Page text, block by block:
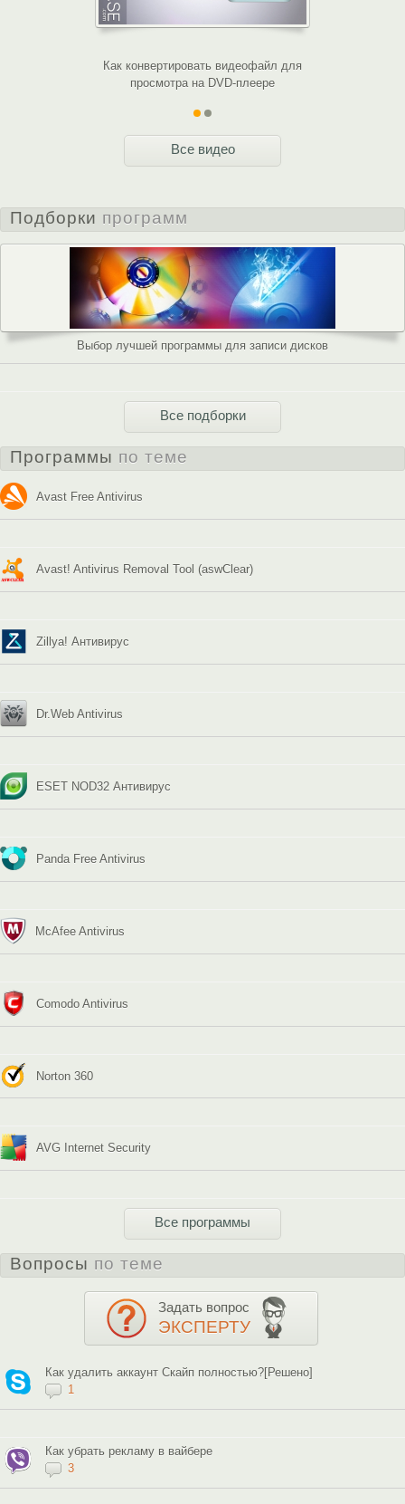
Как конвертировать видеофайл для
просмотра на DVD-плеере
Все видео
Подборки программ
Выбор лучшей программы для записи дисков
Все подборки
Программы по теме
Avast Free Antivirus
Avast! Antivirus Removal Tool (aswClear)
Zillya! Антивирус
Dr.Web Antivirus
ESET NOD32 Антивирус
Panda Free Antivirus
McAfee Antivirus
Comodo Antivirus
Norton 360
AVG Internet Security
Все программы
Вопросы по теме
Задать вопрос
ЭКСПЕРТУ
Как удалить аккаунт Скайп полностью?[Решено]
1
Как убрать рекламу в вайбере
3